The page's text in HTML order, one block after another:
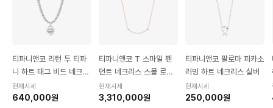
티파니앤코 리턴 투 티파
니 하트 태그 비드 네크리
스 실버
현재시세
640,000원
티파니앤코 T 스마일 펜
던트 네크리스 스몰 로즈
골드 다이아몬드 0.1캐럿
현재시세
3,310,000원
티파니앤코 팔로마 피카소
러빙 하트 네크리스 실버
현재시세
250,000원